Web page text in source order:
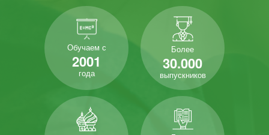
Обучаем с
2001
года
Более
30.000
выпускников